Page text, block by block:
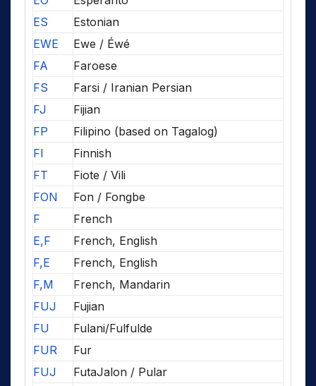
ES
Estonian
EWE
Ewe / Éwé
FA
Faroese
FS
Farsi / Iranian Persian
FJ
Fijian
FP
Filipino (based on Tagalog)
FI
Finnish
FT
Fiote / Vili
FON
Fon / Fongbe
F
French
E,F
French, English
F,E
French, English
F,M
French, Mandarin
FUJ
Fujian
FU
Fulani/Fulfulde
FUR
Fur
FUJ
FutaJalon / Pular